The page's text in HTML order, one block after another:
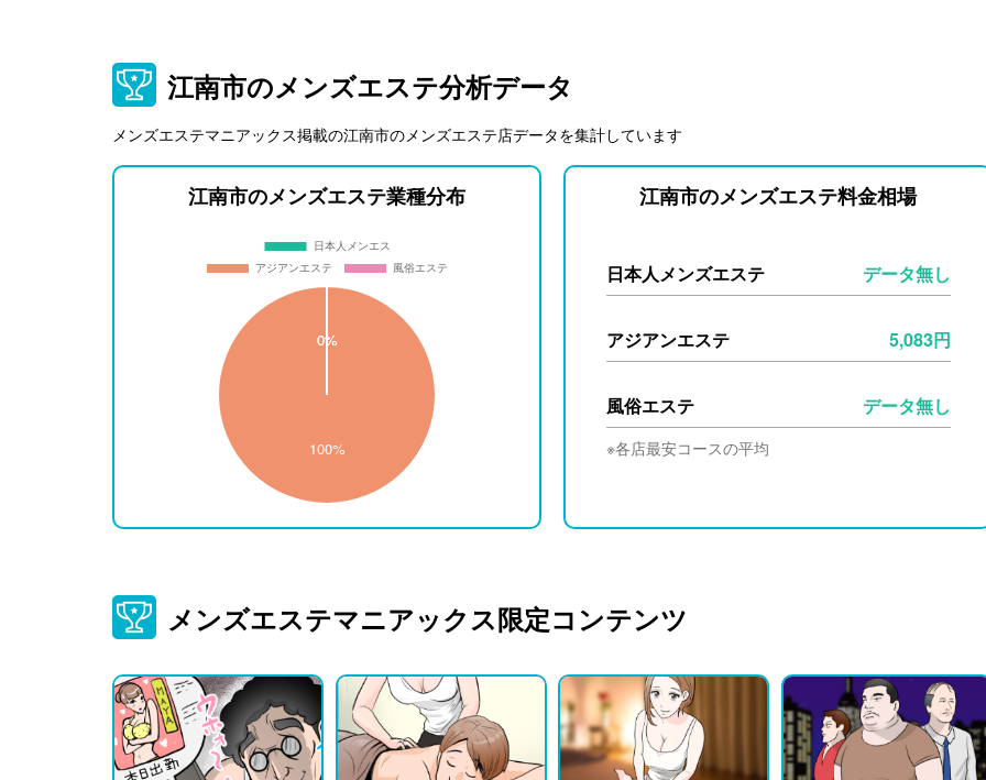
江南市のメンズエステ分析データ
メンズエステマニアックス掲載の江南市のメンズエステ店データを集計しています
江南市のメンズエステ業種分布 江南市のメンズエステ料金相場
日本人メンズエステ データ無し
アジアンエステ 5,083円
風俗エステ データ無し
※各店最安コースの平均
メンズエステマニアックス限定コンテンツ